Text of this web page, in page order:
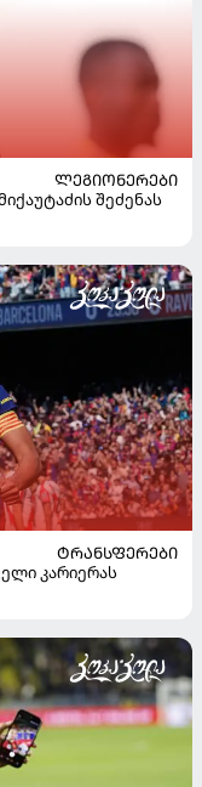
ᲚᲔᲒᲘᲝᲜᲔᲠᲔᲑᲘ
შეძენას
ᲢᲠᲐᲜᲡᲤᲔᲠᲔᲑᲘ
კარიერას